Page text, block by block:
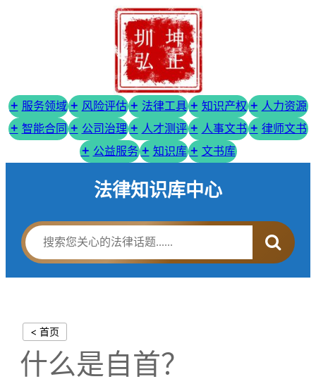
服务领域 风险评估 法律工具 知识产权
人力资源
智能合同
公司治理 人才测评 人事文书
律师文书
公益服务
知识库 文书库
法律知识库中心
< 首页
什么是自首？